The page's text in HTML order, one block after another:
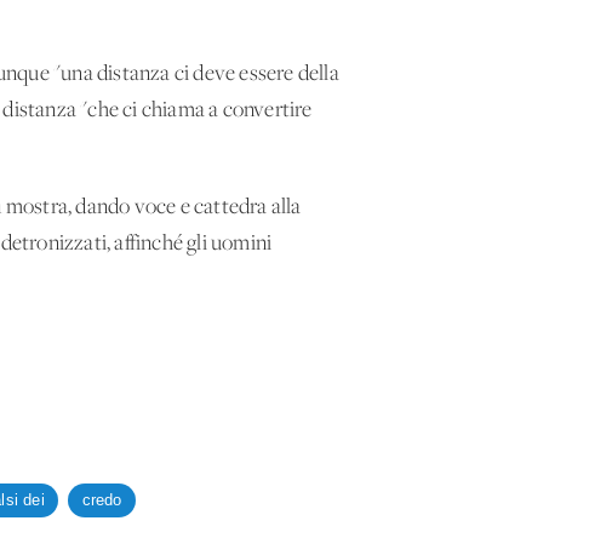
"una distanza ci deve essere della
"che ci chiama a convertire
dando voce e cattedra alla
affinché gli uomini
dei credo